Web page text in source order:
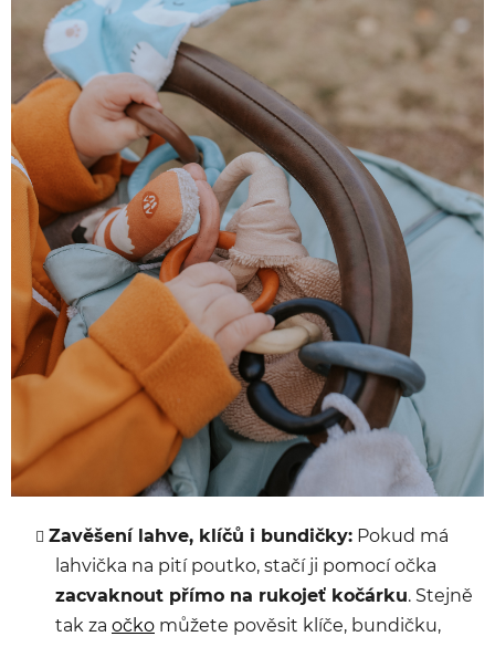
Zavěšení lahve, klíčů i bundičky: Pokud má
lahvička na pití poutko, stačí ji pomocí očka
zacvaknout přímo na rukojeť kočárku. Stejně
tak za očko můžete pověsit klíče, bundičku,